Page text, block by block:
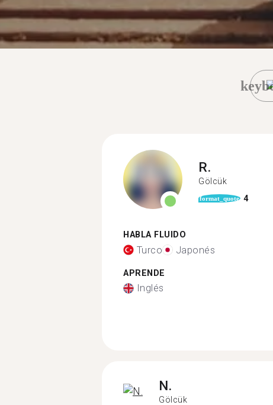
R.
Gölcük
format_quote 4
HABLA FLUIDO
Turco Japonés
APRENDE
Inglés
N.
Gölcük